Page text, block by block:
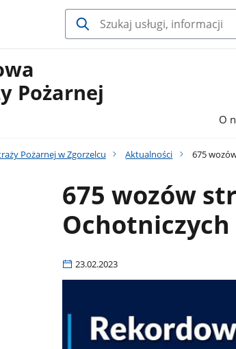
Pożarnej
O
Pożarnej w Zgorzelcu Aktualności 675
675 wozów
23.02.2023